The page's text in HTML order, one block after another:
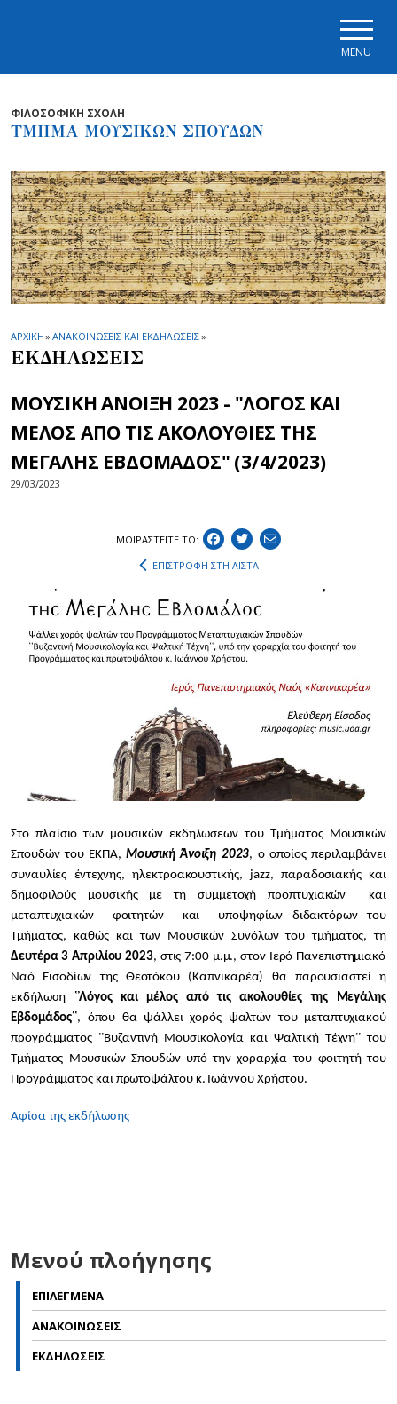
MENU
ΦΙΛΟΣΟΦΙΚΗ ΣΧΟΛΗ
ΤΜΗΜΑ ΜΟΥΣΙΚΩΝ ΣΠΟΥΔΩΝ
ΑΡΧΙΚΗ» ΑΝΑΚΟΙΝΩΣΕΙΣ ΚΑΙ ΕΚΔΗΛΩΣΕΙΣ»
ΕΚΔΗΛΩΣΕΙΣ
ΜΟΥΣΙΚΗ ΑΝΟΙΞΗ 2023 - "ΛΟΓΟΣ ΚΑΙ
ΜΕΛΟΣ ΑΠΟ ΤΙΣ ΑΚΟΛΟΥΘΙΕΣ ΤΗΣ
ΜΕΓΑΛΗΣ ΕΒΔΟΜΑΔΟΣ" (3/4/2023)
29/03/2023
ΜΟΙΡΑΣΤEIΤΕ ΤΟ:
ΕΠΙΣΤΡΟΦΗ ΣΤΗ ΛΙΣΤΑ
Στο πλαίσιο των μουσικών εκδηλώσεων του Τμήματος Μουσικών
Σπουδών του ΕΚΠΑ, Μουσική Άνοιξη 2023, ο οποίος περιλαμβάνει
συναυλίες έντεχνης, ηλεκτρoακουστικής, jazz, παραδοσιακής και
δημοφιλούς μουσικής με τη συμμετοχή προπτυχιακών και
μεταπτυχιακών φοιτητών και υποψηφίων διδακτόρων του
Τμήματος, καθώς και των Μουσικών Συνόλων του τμήματος, τη
Δευτέρα 3 Απριλίου 2023, στις 7:00 μ.μ., στον Ιερό Πανεπιστημιακό
Ναό Εισοδίων της Θεοτόκου (Καπνικαρέα) θα παρουσιαστεί η
εκδήλωση ῾᾽Λόγος και μέλος από τις ακολουθίες της Μεγάλης
Εβδομάδος῾῾, όπου θα ψάλλει χορός ψαλτών του μεταπτυχιακού
προγράμματος ῾῾Βυζαντινή Μουσικολογία και Ψαλτική Τέχνη῾῾ του
Τμήματος Μουσικών Σπουδών υπό την χοραρχία του φοιτητή του
Προγράμματος και πρωτοψάλτου κ. Ιωάννου Χρήστου.
Αφίσα της εκδήλωσης
Μενού πλοήγησης
ΕΠΙΛΕΓΜΕΝΑ
ΑΝΑΚΟΙΝΩΣΕΙΣ
ΕΚΔΗΛΩΣΕΙΣ